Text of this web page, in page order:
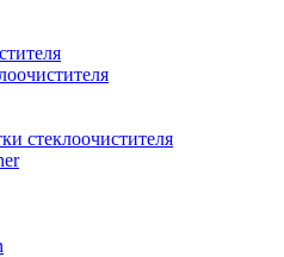
стеклоочистителя